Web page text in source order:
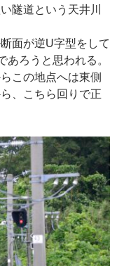
隧道という天井川
面が逆U字型をして
ろうと思われる。
この地点へは東側
、こちら回りで正